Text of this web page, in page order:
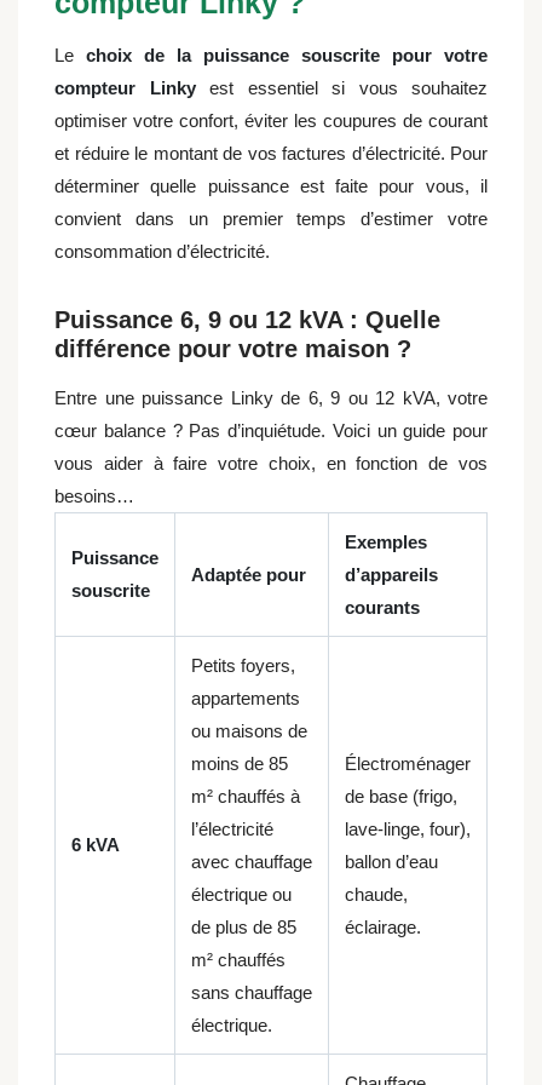
Le choix de la puissance souscrite pour votre
compteur Linkyest essentiel si vous souhaitez
optimiser votre confort, éviter les coupures de courant
et réduire le montant de vos factures d’électricité. Pour
déterminer quelle puissance est faite pour vous, il
convient dans un premier temps d’estimer votre
consommation d’électricité.
Puissance 6, 9 ou 12 kVA : Quelle
différence pour votre maison ?
Entre une puissance Linky de 6, 9 ou 12 kVA, votre
cœur balance ? Pas d’inquiétude. Voici un guide pour
vous aider à faire votre choix, en fonction de vos
besoins…
Puissance
souscrite
Adaptée pour
Exemples
d’appareils
courants
6 kVA
Petits foyers,
appartements
ou maisons de
moins de 85
m² chauffés à
l’électricité
avec chauffage
électrique ou
de plus de 85
m² chauffés
sans chauffage
électrique.
Électroménager
de base (frigo,
lave-linge, four),
ballon d’eau
chaude,
éclairage.